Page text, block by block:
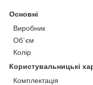
Основні
Виробник
Об`єм
Колір
Користувальницькі
Комплектація